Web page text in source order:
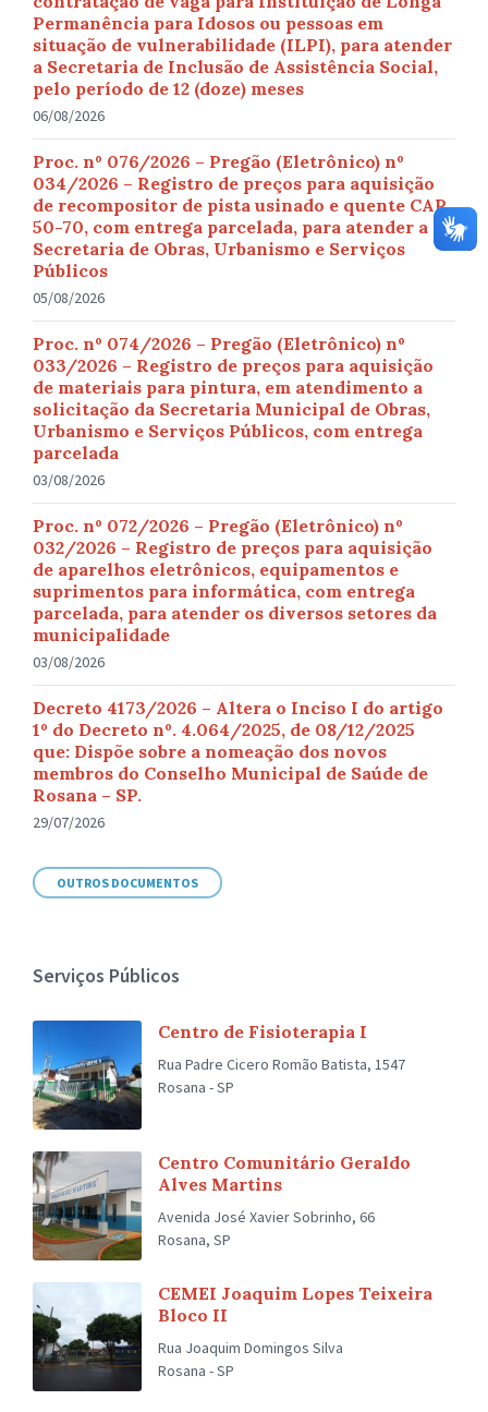
Permanência para Idosos ou pessoas em
situação de vulnerabilidade (ILPI), para atender
a Secretaria de Inclusão de Assistência Social,
pelo período de 12 (doze) meses
06/08/2026
Proc. nº 076/2026 – Pregão (Eletrônico) nº
034/2026 – Registro de preços para aquisição
de recompositor de pista usinado e quente CAP
50-70, com entrega parcelada, para atender a
Secretaria de Obras, Urbanismo e Serviços
Públicos
05/08/2026
Proc. nº 074/2026 – Pregão (Eletrônico) nº
033/2026 – Registro de preços para aquisição
de materiais para pintura, em atendimento a
solicitação da Secretaria Municipal de Obras,
Urbanismo e Serviços Públicos, com entrega
parcelada
03/08/2026
Proc. nº 072/2026 – Pregão (Eletrônico) nº
032/2026 – Registro de preços para aquisição
de aparelhos eletrônicos, equipamentos e
suprimentos para informática, com entrega
parcelada, para atender os diversos setores da
municipalidade
03/08/2026
Decreto 4173/2026 – Altera o Inciso I do artigo
1º do Decreto nº. 4.064/2025, de 08/12/2025
que: Dispõe sobre a nomeação dos novos
membros do Conselho Municipal de Saúde de
Rosana – SP.
29/07/2026
OUTROS DOCUMENTOS
Serviços Públicos
Centro de Fisioterapia I
Rua Padre Cicero Romão Batista, 1547
Rosana - SP
Centro Comunitário Geraldo
Alves Martins
Avenida José Xavier Sobrinho, 66
Rosana, SP
CEMEI Joaquim Lopes Teixeira
Bloco II
Rua Joaquim Domingos Silva
Rosana - SP